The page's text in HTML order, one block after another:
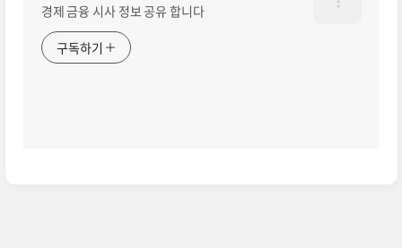
경제 금융 시사 정보 공유 합니다
구독하기